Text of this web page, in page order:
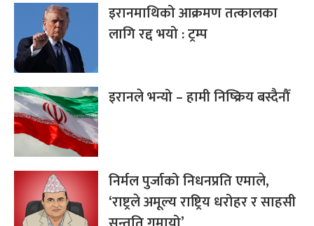
इरानमाथिको आक्रमण तत्कालका
लागि रद्द भयो : ट्रम्प
इरानले भन्यो – हामी निष्क्रिय बस्दैनौँ
निर्मल पुर्जाको निधनप्रति एमाले,
‘राष्ट्रले अमूल्य राष्ट्रिय धरोहर र साहसी